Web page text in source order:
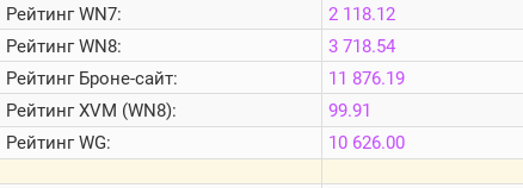
Теlegram
ВК
Портал
Мира
РейтингWN7:
РейтингWN8:
РейтингБроне-сайт:
РейтингXVM (WN8):
РейтингWG:
2 118.12
3 718.54
11 876.19
99.91
10 626.00